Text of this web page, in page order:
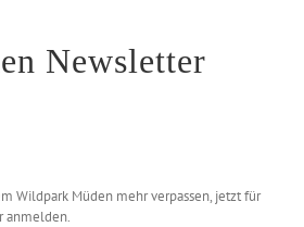
Newsletter
Wildpark Müden mehr verpassen, jetzt für
anmelden.